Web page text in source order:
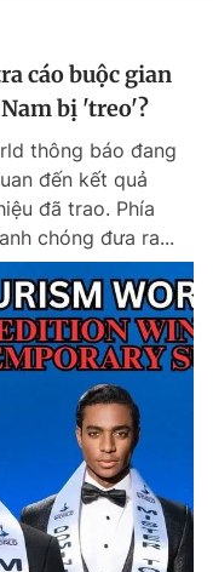
biết
cáo buộc gian
bị 'treo'?
thông báo đang
đến kết quả
đã trao. Phía
chóng đưa ra...